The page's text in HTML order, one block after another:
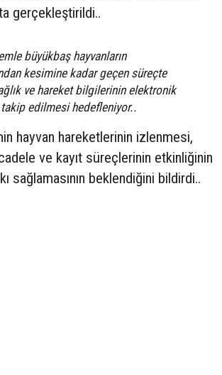
gerçekleştirildi..
büyükbaş hayvanların
kesimine kadar geçen süreçte
ve hareket bilgilerinin elektronik
edilmesi hedefleniyor..
hayvan hareketlerinin izlenmesi,
ve kayıt süreçlerinin etkinliğinin
sağlamasının beklendiğini bildirdi..